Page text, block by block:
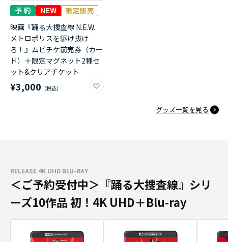
映画『踊る大捜査線 N.E.W.
メトロポリスを駆け抜け
ろ！』ムビチケ前売券（カー
ド）＋限定マグネット2種セ
ット&クリアチケット
¥3,000
グッズ一覧を見る
RELEASE 4K UHD BLU-RAY
＜ご予約受付中＞『踊る大捜査線』シリ
ーズ10作品 初！4K UHD＋Blu-ray